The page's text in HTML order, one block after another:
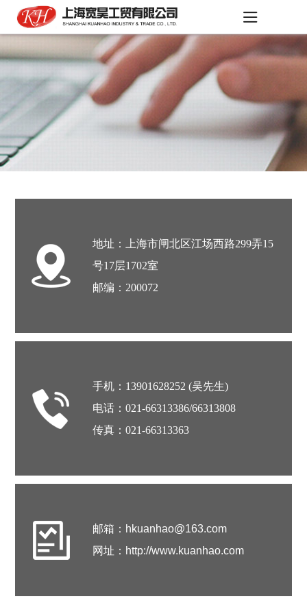
地址：上海市闸北区江场西路299弄15
号17层1702室
邮编：200072
手机：13901628252 (吴先生)
电话：021-66313386/66313808
传真：021-66313363
邮箱： hkuanhao@163.com
网址： http://www.kuanhao.com